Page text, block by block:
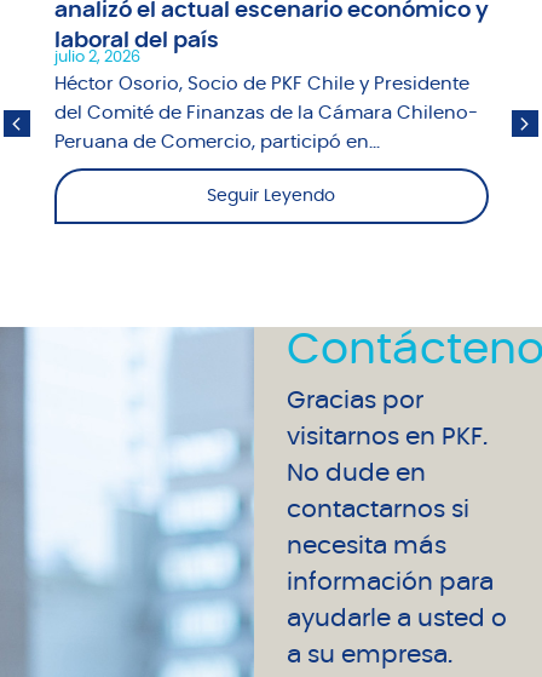
analizó el actual escenario económico y
laboral del país
julio 2, 2026
Héctor Osorio, Socio de PKF Chile y Presidente
del Comité de Finanzas de la Cámara Chileno-
Peruana de Comercio, participó en...
Seguir Leyendo
Gracias por
visitarnos en PKF.
No dude en
contactarnos si
necesita más
información para
ayudarle a usted o
a su empresa.